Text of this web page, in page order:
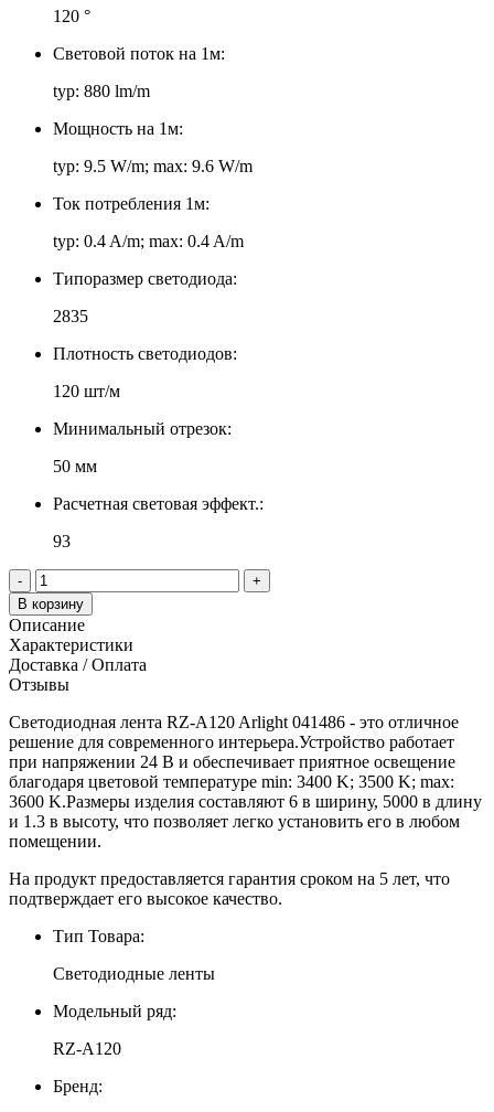
120 °
Световой поток на 1м:
typ: 880 lm/m
Мощность на 1м:
typ: 9.5 W/m; max: 9.6 W/m
Ток потребления 1м:
typ: 0.4 A/m; max: 0.4 A/m
Типоразмер светодиода:
2835
Плотность светодиодов:
120 шт/м
Минимальный отрезок:
50 мм
Расчетная световая эффект.:
93
-
+
В корзину
Описание
Характеристики
Доставка / Оплата
Отзывы
Светодиодная лента RZ-A120 Arlight 041486 - это отличное
решение для современного интерьера.Устройство работает
при напряжении 24 В и обеспечивает приятное освещение
благодаря цветовой температуре min: 3400 K; 3500 K; max:
3600 K.Размеры изделия составляют 6 в ширину, 5000 в длину
и 1.3 в высоту, что позволяет легко установить его в любом
помещении.
На продукт предоставляется гарантия сроком на 5 лет, что
подтверждает его высокое качество.
Тип Товара:
Светодиодные ленты
Модельный ряд:
RZ-A120
Бренд: